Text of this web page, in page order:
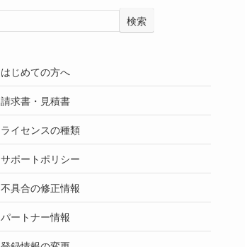
検索
はじめての方へ
請求書・見積書
ライセンスの種類
サポートポリシー
不具合の修正情報
パートナー情報